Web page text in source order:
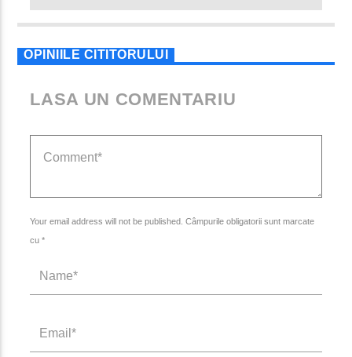
OPINIILE CITITORULUI
LASA UN COMENTARIU
Your email address will not be published. Câmpurile obligatorii sunt marcate
cu *